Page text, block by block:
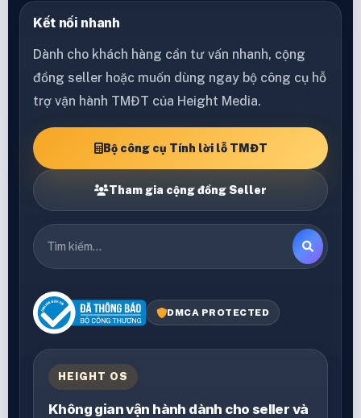
Kết nối nhanh
Dành cho khách hàng cần tư vấn nhanh, cộng
đồng seller hoặc muốn dùng ngay bộ công cụ hỗ
trợ vận hành TMĐT của Height Media.
Bộ công cụ Tính lời lỗ TMĐT
Tham gia cộng đồng Seller
DMCA PROTECTED
HEIGHT OS
Không gian vận hành dành cho seller và